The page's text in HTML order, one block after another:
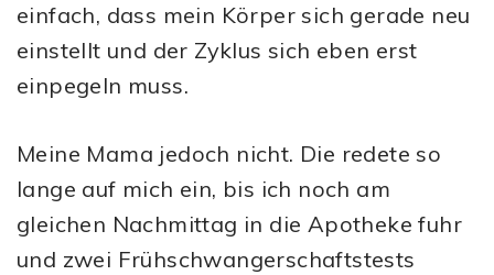
einfach, dass mein Körper sich gerade neu
einstellt und der Zyklus sich eben erst
einpegeln muss.
Meine Mama jedoch nicht. Die redete so
lange auf mich ein, bis ich noch am
gleichen Nachmittag in die Apotheke fuhr
und zwei Frühschwangerschaftstests